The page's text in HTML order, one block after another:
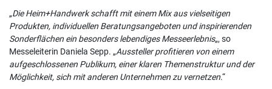
„Die Heim+Handwerk schafft mit einem Mix aus vielseitigen
Produkten, individuellen Beratungsangeboten und inspirierenden
Sonderflächen ein besonders lebendiges Messeerlebnis„, so
Messeleiterin Daniela Sepp. „Aussteller profitieren von einem
aufgeschlossenen Publikum, einer klaren Themenstruktur und der
Möglichkeit, sich mit anderen Unternehmen zu vernetzen.“